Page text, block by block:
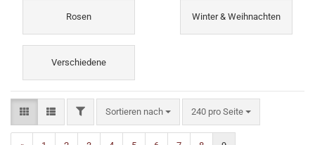
Rosen Winter & Weihnachten
Verschiedene
FILTERSortieren nach
Sortieren nach 240 pro Seite
pro Seite